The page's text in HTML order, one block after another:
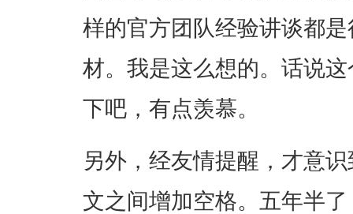
样的官方团队经验讲谈都
材。我是这么想的。话说
下吧，有点羡慕。
另外，经友情提醒，才意
文之间增加空格。五年半